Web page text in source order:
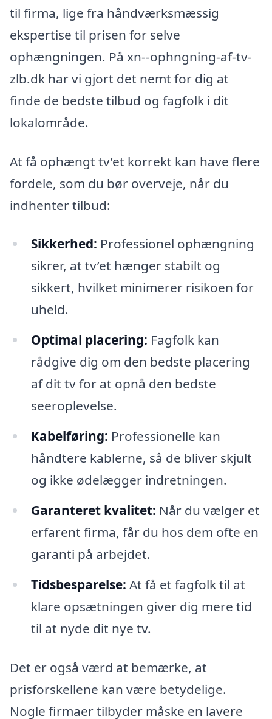
til firma, lige fra håndværksmæssig
ekspertise til prisen for selve
ophængningen. På xn--ophngning-af-tv-
zlb.dk har vi gjort det nemt for dig at
finde de bedste tilbud og fagfolk i dit
lokalområde.
At få ophængt tv’et korrekt kan have flere
fordele, som du bør overveje, når du
indhenter tilbud:
Sikkerhed: Professionel ophængning
sikrer, at tv’et hænger stabilt og
sikkert, hvilket minimerer risikoen for
uheld.
Optimal placering: Fagfolk kan
rådgive dig om den bedste placering
af dit tv for at opnå den bedste
seeroplevelse.
Kabelføring: Professionelle kan
håndtere kablerne, så de bliver skjult
og ikke ødelægger indretningen.
Garanteret kvalitet: Når du vælger et
erfarent firma, får du hos dem ofte en
garanti på arbejdet.
Tidsbesparelse: At få et fagfolk til at
klare opsætningen giver dig mere tid
til at nyde dit nye tv.
Det er også værd at bemærke, at
prisforskellene kan være betydelige.
Nogle firmaer tilbyder måske en lavere